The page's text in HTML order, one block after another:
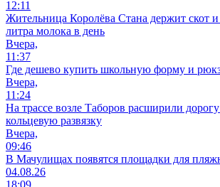
12:11
Жительница Королёва Стана держит скот и
литра молока в день
Вчера,
11:37
Где дешево купить школьную форму и
Вчера,
11:24
На трассе возле Таборов расширили
кольцевую развязку
Вчера,
09:46
В Мачулищах появятся площадки для
04.08.26
18:09